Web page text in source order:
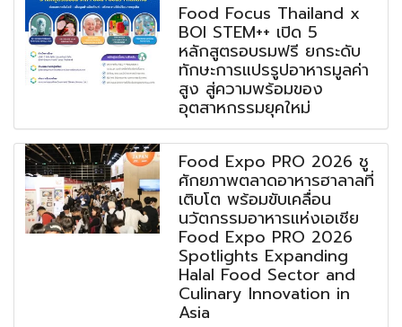
Food Focus Thailand x
BOI STEM++ เปิด 5
หลักสูตรอบรมฟรี ยกระดับ
ทักษะการแปรรูปอาหารมูลค่า
สูง สู่ความพร้อมของ
อุตสาหกรรมยุคใหม่
Food Expo PRO 2026 ชู
ศักยภาพตลาดอาหารฮาลาลที่
เติบโต พร้อมขับเคลื่อน
นวัตกรรมอาหารแห่งเอเชีย
Food Expo PRO 2026
Spotlights Expanding
Halal Food Sector and
Culinary Innovation in
Asia